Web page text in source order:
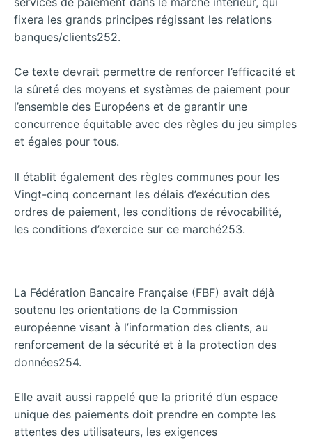
fixera les grands principes régissant les relations
banques/clients252.
Ce texte devrait permettre de renforcer l’efficacité et
la sûreté des moyens et systèmes de paiement pour
l’ensemble des Européens et de garantir une
concurrence équitable avec des règles du jeu simples
et égales pour tous.
Il établit également des règles communes pour les
Vingt-cinq concernant les délais d’exécution des
ordres de paiement, les conditions de révocabilité,
les conditions d’exercice sur ce marché253.
La Fédération Bancaire Française (FBF) avait déjà
soutenu les orientations de la Commission
européenne visant à l’information des clients, au
renforcement de la sécurité et à la protection des
données254.
Elle avait aussi rappelé que la priorité d’un espace
unique des paiements doit prendre en compte les
attentes des utilisateurs, les exigences